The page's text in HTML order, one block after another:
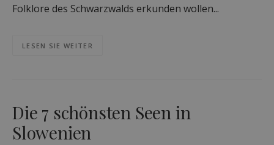
Folklore des Schwarzwalds erkunden wollen...
LESEN SIE WEITER
Die 7 schönsten Seen in
Slowenien